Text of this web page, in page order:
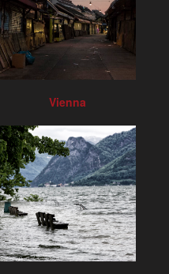
Vienna